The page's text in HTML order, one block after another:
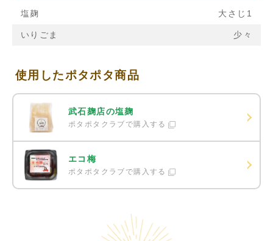
塩麹 大さじ1
いりごま 少々
使用したポタポタ商品
武石麹店の塩麹
ポタポタクラブで購入する
エコ梅
ポタポタクラブで購入する